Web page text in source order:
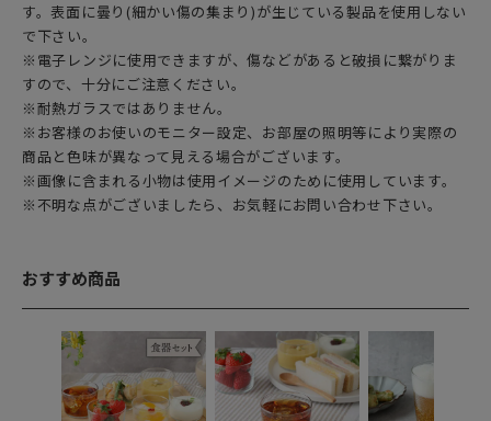
す。表面に曇り(細かい傷の集まり)が生じている製品を使用しない
で下さい。
※電子レンジに使用できますが、傷などがあると破損に繋がりま
すので、十分にご注意ください。
※耐熱ガラスではありません。
※お客様のお使いのモニター設定、お部屋の照明等により実際の
商品と色味が異なって見える場合がございます。
※画像に含まれる小物は使用イメージのために使用しています。
※不明な点がございましたら、お気軽にお問い合わせ下さい。
おすすめ商品